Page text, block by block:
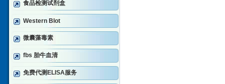
食品检测试剂盒
Western Blot
微囊藻毒素
fbs 胎牛血清
免费代测ELISA服务